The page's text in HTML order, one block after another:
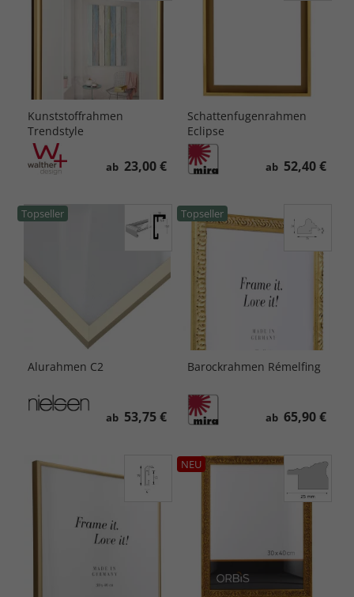
Kunststoffrahmen
Trendstyle
ab 23,00 €
Schattenfugenrahmen
Eclipse
ab 52,40 €
Topseller
Alurahmen C2
ab 53,75 €
Topseller
Barockrahmen Rémelfing
ab 65,90 €
NEU